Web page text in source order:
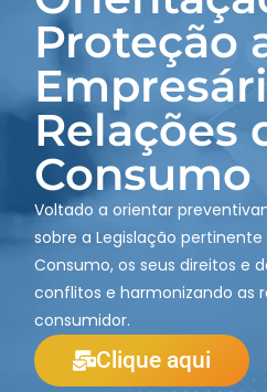
Proteção
Relações
Consumo
Voltado a orientar
sobre a Legislação pertinente
Consumo, os seus direitos e
conflitos e harmonizando as
consumidor.
Clique aqui